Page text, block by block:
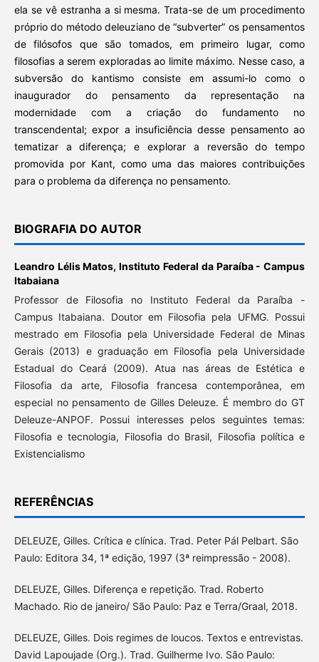
ela se vê estranha a si mesma. Trata-se de um procedimento
próprio do método deleuziano de “subverter” os pensamentos
de filósofos que são tomados, em primeiro lugar, como
filosofias a serem exploradas ao limite máximo. Nesse caso, a
subversão do kantismo consiste em assumi-lo como o
inaugurador do pensamento da representação na
modernidade com a criação do fundamento no
transcendental; expor a insuficiência desse pensamento ao
tematizar a diferença; e explorar a reversão do tempo
promovida por Kant, como uma das maiores contribuições
para o problema da diferença no pensamento.
BIOGRAFIA DO AUTOR
Leandro Lélis Matos,Instituto Federal da Paraíba - Campus
Itabaiana
Professor de Filosofia no Instituto Federal da Paraíba -
Campus Itabaiana. Doutor em Filosofia pela UFMG. Possui
mestrado em Filosofia pela Universidade Federal de Minas
Gerais (2013) e graduação em Filosofia pela Universidade
Estadual do Ceará (2009). Atua nas áreas de Estética e
Filosofia da arte, Filosofia francesa contemporânea, em
especial no pensamento de Gilles Deleuze. É membro do GT
Deleuze-ANPOF. Possui interesses pelos seguintes temas:
Filosofia e tecnologia, Filosofia do Brasil, Filosofia política e
Existencialismo
REFERÊNCIAS
DELEUZE, Gilles. Crítica e clínica. Trad. Peter Pál Pelbart. São
Paulo: Editora 34, 1ª edição, 1997 (3ª reimpressão - 2008).
DELEUZE, Gilles. Diferença e repetição. Trad. Roberto
Machado. Rio de janeiro/ São Paulo: Paz e Terra/Graal, 2018.
DELEUZE, Gilles. Dois regimes de loucos. Textos e entrevistas.
David Lapoujade (Org.). Trad. Guilherme Ivo. São Paulo: